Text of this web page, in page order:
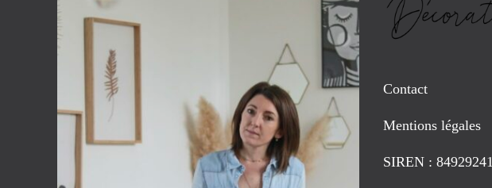
Contact
Mentions légales
SIREN : 84929241